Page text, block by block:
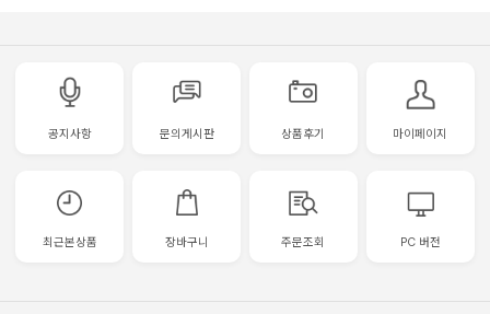
공지사항 문의게시판 상품후기 마이페이지
최근본상품 장바구니 주문조회 PC 버전